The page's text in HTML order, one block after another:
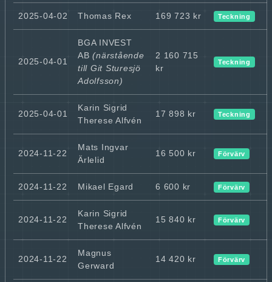
2025-04-02 Thomas Rex 169 723 kr Teckning
2025-04-01
BGA INVEST
AB (närstående
till Git Sturesjö
Adolfsson)
2 160 715
kr
Teckning
2025-04-01
Karin Sigrid
Therese Alfvén
17 898 kr Teckning
2024-11-22
Mats Ingvar
Ärlelid
16 500 kr Förvärv
2024-11-22 Mikael Egard 6 600 kr Förvärv
2024-11-22
Karin Sigrid
Therese Alfvén
15 840 kr Förvärv
2024-11-22
Magnus
Gerward
14 420 kr Förvärv